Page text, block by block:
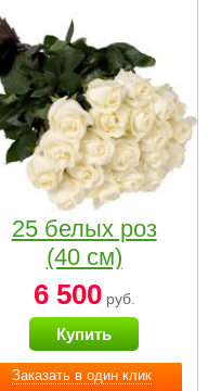
Заказать в один клик
25 белых роз
(40 см)
6 500руб.
Купить